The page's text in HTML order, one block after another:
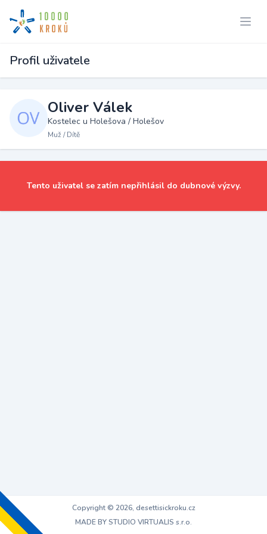
Profil uživatele
Oliver Válek
Kostelec u Holešova / Holešov
Muž / Dítě
Tento uživatel se zatím nepřihlásil do dubnové výzvy.
Copyright © 2026, desettisickroku.cz
MADE BY STUDIO VIRTUALIS s.r.o.